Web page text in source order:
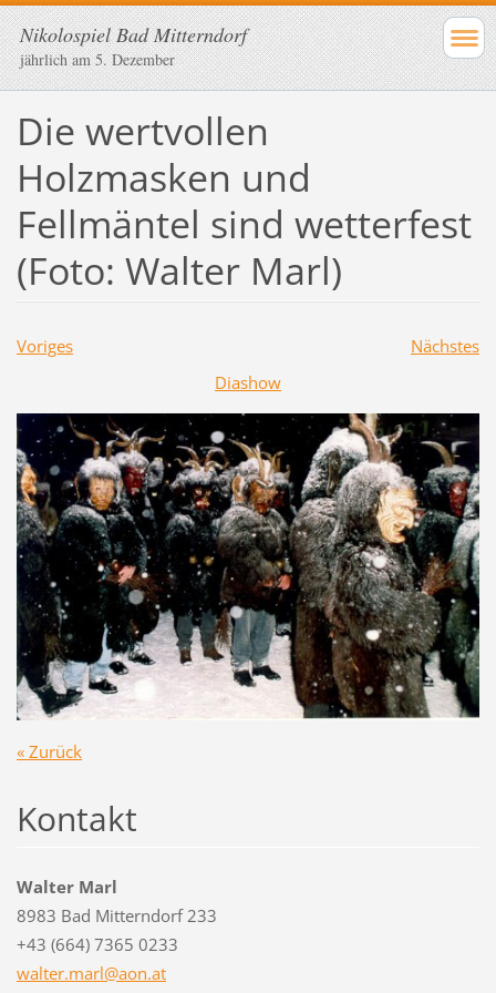
Nikolospiel Bad Mitterndorf
jährlich am 5. Dezember
Die wertvollen
Holzmasken und
Fellmäntel sind wetterfest
(Foto: Walter Marl)
Voriges
Nächstes
Diashow
« Zurück
Kontakt
Walter Marl
8983 Bad Mitterndorf 233
+43 (664) 7365 0233
walter.marl@aon.at